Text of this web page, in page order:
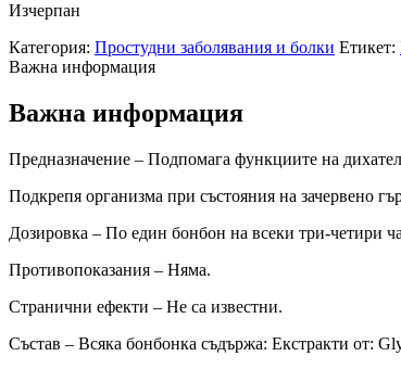
Изчерпан
Категория: Простудни заболявания и болки Етикет:
Важна информация
Важна информация
Предназначение – Подпомага функциите на
Подкрепя оргaнизма при състояния на зачервено
Дозировка – По един бонбон на всеки три-четири
Противопоказания – Няма.
Странични ефекти – Не са известни.
Състав – Всяка бонбонка съдържа: Екстракти от: